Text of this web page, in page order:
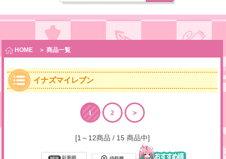
HOME ＞ 商品一覧
イナズマイレブン
1 2 ＞
[1～12商品 / 15 商品中]